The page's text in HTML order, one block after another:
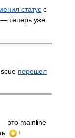
статус с
теперь уже
перешел
это mainline
1